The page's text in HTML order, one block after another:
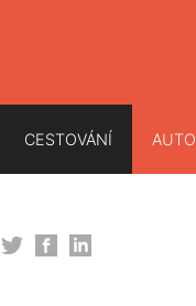
CESTOVÁNÍ AUTO